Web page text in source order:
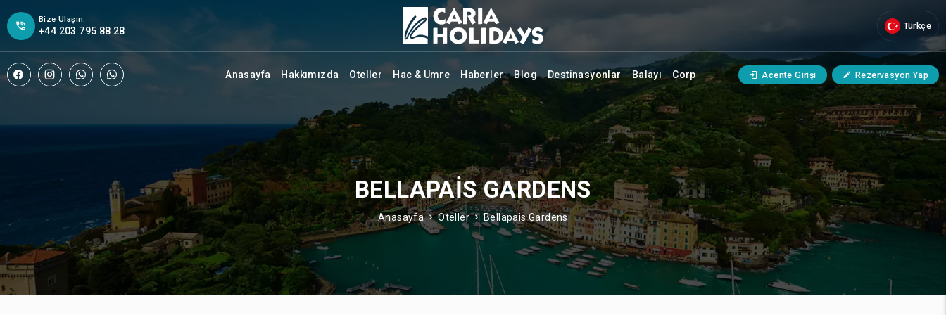
Bize Ulaşın:
+44 203 795 88 28 Türkçe
Anasayfa Hakkımızda Oteller Hac & Umre Haberler Blog Destinasyonlar Balayı Corp Acente Girişi Rezervasyon Yap
BELLAPAIS GARDENS
Anasayfa Oteller Bellapais Gardens